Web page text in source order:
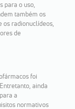
para o uso,
também os
os radionuclídeos,
de
foi
ainda
a
normativos